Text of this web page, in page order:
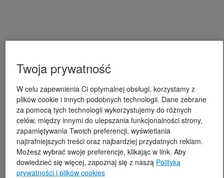
Twoja prywatność
W celu zapewnienia Ci optymalnej obsługi, korzystamy z
plików cookie i innych podobnych technologii. Dane zebrane
za pomocą tych technologii wykorzystujemy do różnych
celów, między innymi do ulepszania funkcjonalności strony,
zapamiętywania Twoich preferencji, wyświetlania
najtrafniejszych treści oraz najbardziej przydatnych reklam.
Możesz wybrać swoje preferencje, klikając w link. Aby
dowiedzieć się więcej, zapoznaj się z naszą Polityką
prywatności i plików cookies